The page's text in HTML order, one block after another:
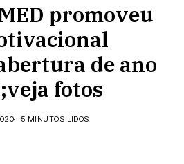
promoveu
de ano
fotos
5 MINUTOS LIDOS